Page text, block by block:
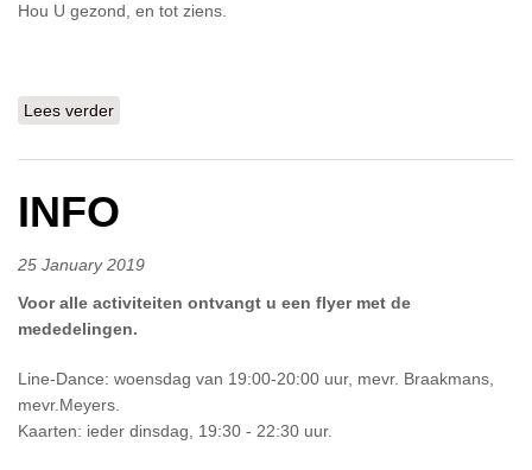
Hou U gezond, en tot ziens.
Lees verder
INFO
25 January 2019
Voor alle activiteiten ontvangt u een flyer met de
mededelingen.
Line-Dance: woensdag van 19:00-20:00 uur, mevr. Braakmans,
mevr.Meyers.
Kaarten: ieder dinsdag, 19:30 - 22:30 uur.